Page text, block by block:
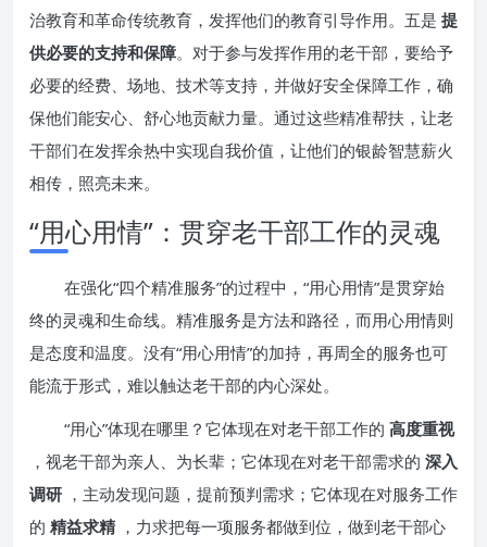
治教育和革命传统教育，发挥他们的教育引导作用。五是 提
供必要的支持和保障。对于参与发挥作用的老干部，要给予
必要的经费、场地、技术等支持，并做好安全保障工作，确
保他们能安心、舒心地贡献力量。通过这些精准帮扶，让老
干部们在发挥余热中实现自我价值，让他们的银龄智慧薪火
相传，照亮未来。
“用心用情”：贯穿老干部工作的灵魂
在强化“四个精准服务”的过程中，“用心用情”是贯穿始
终的灵魂和生命线。精准服务是方法和路径，而用心用情则
是态度和温度。没有“用心用情”的加持，再周全的服务也可
能流于形式，难以触达老干部的内心深处。
“用心”体现在哪里？它体现在对老干部工作的 高度重视
，视老干部为亲人、为长辈；它体现在对老干部需求的 深入
调研 ，主动发现问题，提前预判需求；它体现在对服务工作
的 精益求精 ，力求把每一项服务都做到位，做到老干部心